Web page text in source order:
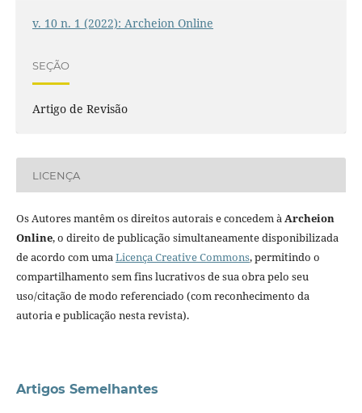
v. 10 n. 1 (2022): Archeion Online
SEÇÃO
Artigo de Revisão
LICENÇA
Os Autores mantêm os direitos autorais e concedem àArcheion
Online, o direito de publicação simultaneamente disponibilizada
de acordo com umaLicença Creative Commons, permitindo o
compartilhamento sem fins lucrativos de sua obra pelo seu
uso/citação de modo referenciado (com reconhecimento da
autoria e publicação nesta revista).
Artigos Semelhantes